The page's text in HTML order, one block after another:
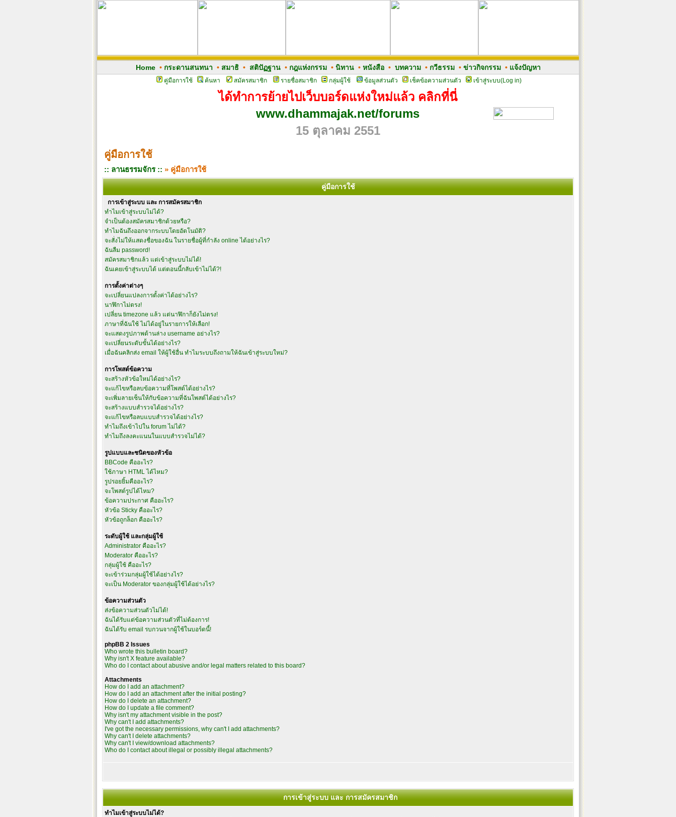
Home• กระดานสนทนา • สมาธิ• สติปัฏฐาน• กฎแห่งกรรม• นิทาน• หนังสือ• บทความ• กวีธรรม• ข่าวกิจกรรม• แจ้งปัญหา
คู่มือการใช้ ค้นหา สมัครสมาชิก รายชื่อสมาชิก กลุ่มผู้ใช้ ข้อมูลส่วนตัว เช็คข้อความส่วนตัว เข้าสู่ระบบ(Log in)
ได้ทำการย้ายไปเว็บบอร์ดแห่งใหม่แล้ว คลิกที่นี่
www.dhammajak.net/forums
15 ตุลาคม 2551
คู่มือการใช้
:: ลานธรรมจักร :: » คู่มือการใช้
คู่มือการใช้
การเข้าสู่ระบบ และ การสมัครสมาชิก
ทำไมเข้าสู่ระบบไม่ได้?
จำเป็นต้องสมัครสมาชิกด้วยหรือ?
ทำไมฉันถึงออกจากระบบโดยอัตโนมัติ?
จะสั่งไม่ให้แสดงชื่อของฉัน ในรายชื่อผู้ที่กำลัง online ได้อย่างไร?
ฉันลืม password!
สมัครสมาชิกแล้ว แต่เข้าสู่ระบบไม่ได้!
ฉันเคยเข้าสู่ระบบได้ แต่ตอนนี้กลับเข้าไม่ได้?!
การตั้งค่าต่างๆ
จะเปลี่ยนแปลงการตั้งค่าได้อย่างไร?
นาฬิกาไม่ตรง!
เปลี่ยน timezone แล้ว แต่นาฬิกาก็ยังไม่ตรง!
ภาษาที่ฉันใช้ ไม่ได้อยู่ในรายการให้เลือก!
จะแสดงรูปภาพด้านล่าง username อย่างไร?
จะเปลี่ยนระดับขั้นได้อย่างไร?
เมื่อฉันคลิกส่ง email ให้ผู้ใช้อื่น ทำไมระบบถึงถามให้ฉันเข้าสู่ระบบใหม่?
การโพสต์ข้อความ
จะสร้างหัวข้อใหม่ได้อย่างไร?
จะแก้ไขหรือลบข้อความที่โพสต์ได้อย่างไร?
จะเพิ่มลายเซ็นให้กับข้อความที่ฉันโพสต์ได้อย่างไร?
จะสร้างแบบสำรวจได้อย่างไร?
จะแก้ไขหรือลบแบบสำรวจได้อย่างไร?
ทำไมถึงเข้าไปใน forum ไม่ได้?
ทำไมถึงลงคะแนนในแบบสำรวจไม่ได้?
รูปแบบและชนิดของหัวข้อ
BBCode คืออะไร?
ใช้ภาษา HTML ได้ไหม?
รูปรอยยิ้มคืออะไร?
จะโพสต์รูปได้ไหม?
ข้อความประกาศ คืออะไร?
หัวข้อ Sticky คืออะไร?
หัวข้อถูกล็อก คืออะไร?
ระดับผู้ใช้ และกลุ่มผู้ใช้
Administrator คืออะไร?
Moderator คืออะไร?
กลุ่มผู้ใช้ คืออะไร?
จะเข้าร่วมกลุ่มผู้ใช้ได้อย่างไร?
จะเป็น Moderator ของกลุ่มผู้ใช้ได้อย่างไร?
ข้อความส่วนตัว
ส่งข้อความส่วนตัวไม่ได้!
ฉันได้รับแต่ข้อความส่วนตัวที่ไม่ต้องการ!
ฉันได้รับ email รบกวนจากผู้ใช้ในบอร์ดนี้!
phpBB 2 Issues
Who wrote this bulletin board?
Why isn't X feature available?
Who do I contact about abusive and/or legal matters related to this board?
Attachments
How do I add an attachment?
How do I add an attachment after the initial posting?
How do I delete an attachment?
How do I update a file comment?
Why isn't my attachment visible in the post?
Why can't I add attachments?
I've got the necessary permissions, why can't I add attachments?
Why can't I delete attachments?
Why can't I view/download attachments?
Who do I contact about illegal or possibly illegal attachments?
การเข้าสู่ระบบ และ การสมัครสมาชิก
ทำไมเข้าสู่ระบบไม่ได้?